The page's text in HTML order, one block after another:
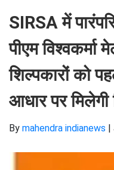
SIRSA में
पीएम
शिल्पकारों को
आधार पर
By mahendra indianews |